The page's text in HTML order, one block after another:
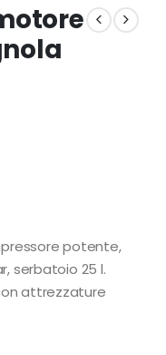
potente,
serbatoio 25 l.
attrezzature